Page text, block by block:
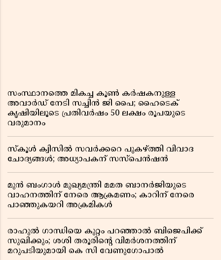
സംസ്ഥാനത്തെ മികച്ച കൂൺ കർഷകനുള്ള
അവാർഡ് നേടി സച്ചിൻ ജി പൈ; ഹൈടെക്
കൃഷിയിലൂടെ പ്രതിവർഷം 50 ലക്ഷം രൂപയുടെ
വരുമാനം
സ്കൂൾ ക്വിസിൽ സവർക്കറെ പുകഴ്ത്തി വിവാദ
ചോദ്യങ്ങൾ; അധ്യാപകന് സസ്പെൻഷൻ
മുൻ ബംഗാൾ മുഖ്യമന്ത്രി മമത ബാനർജിയുടെ
വാഹനത്തിന് നേരെ ആക്രമണം; കാറിന് നേരെ
പാഞ്ഞുകയറി അക്രമികൾ
രാഹുൽ ഗാന്ധിയെ കുറ്റം പറഞ്ഞാൽ ബിജെപിക്ക്
സുഖിക്കും; ശശി തരൂരിന്റെ വിമർശനത്തിന്
മറുപടിയുമായി കെ സി വേണുഗോപാൽ